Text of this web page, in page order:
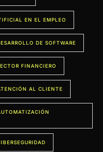
EN EL EMPLEO
DE SOFTWARE
FINANCIERO
AL CLIENTE